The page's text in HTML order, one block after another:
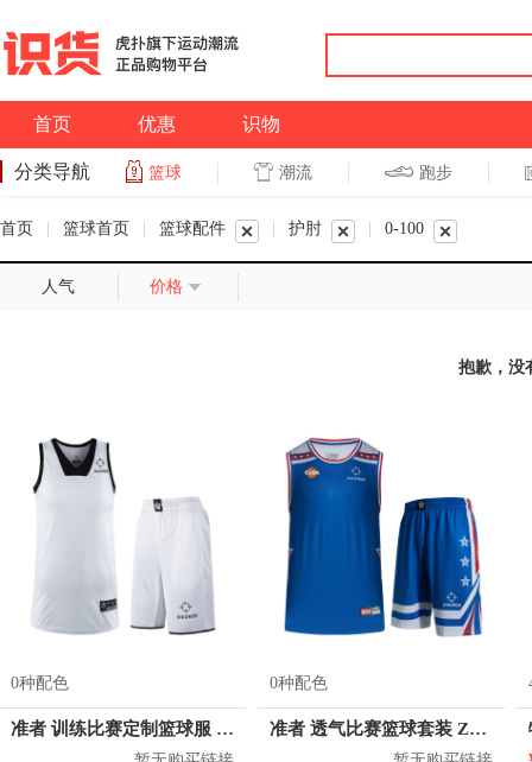
首页 优惠 识物
分类导航 篮球 潮流 跑步
首页 篮球首页 篮球配件 护肘 0-100
人气 价格
抱歉，没
0种配色
准者 训练比赛定制篮球服 Z17110105
0种配色
准者 透气比赛篮球套装 Z118210177